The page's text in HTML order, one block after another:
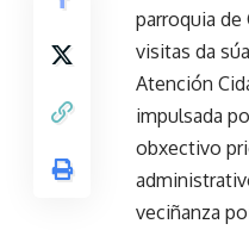
parroquia de
visitas da
Atención
impulsada
obxectivo
veciñanza